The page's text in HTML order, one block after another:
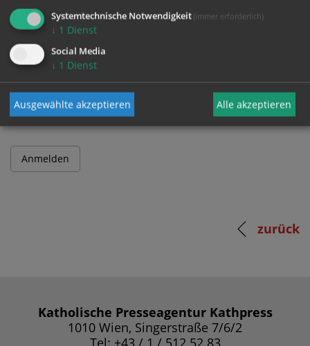
Benutzername
Passwort
zurück
Katholische Presseagentur Kathpress
1010 Wien, Singerstraße 7/6/2
Tel: +43 / 1 / 512 52 83
Systemtechnische Notwendigkeit (immer erforderlich)
↓ 1 Dienst
Social Media
↓ 1 Dienst
Ausgewählte akzeptieren Alle akzeptieren